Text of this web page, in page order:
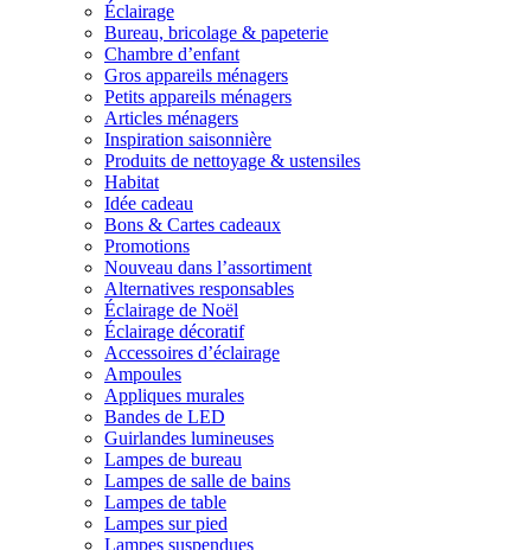
Éclairage
Bureau, bricolage & papeterie
Chambre d’enfant
Gros appareils ménagers
Petits appareils ménagers
Articles ménagers
Inspiration saisonnière
Produits de nettoyage & ustensiles
Habitat
Idée cadeau
Bons & Cartes cadeaux
Promotions
Nouveau dans l’assortiment
Alternatives responsables
Éclairage de Noël
Éclairage décoratif
Accessoires d’éclairage
Ampoules
Appliques murales
Bandes de LED
Guirlandes lumineuses
Lampes de bureau
Lampes de salle de bains
Lampes de table
Lampes sur pied
Lampes suspendues